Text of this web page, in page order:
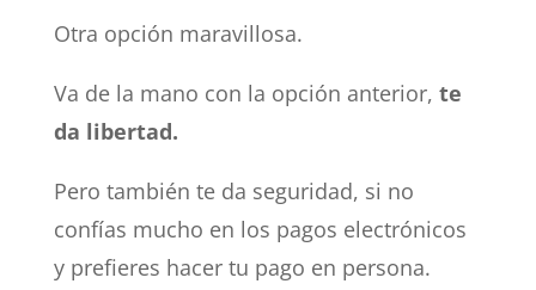
Otra opción maravillosa.
Va de la mano con la opción anterior, te
da libertad.
Pero también te da seguridad, si no
confías mucho en los pagos electrónicos
y prefieres hacer tu pago en persona.